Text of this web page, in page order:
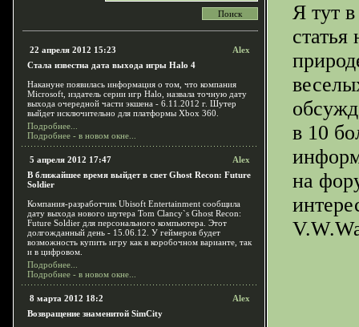
22 апреля 2012 15:23
Alex
Стала известна дата выхода игры Halo 4
Накануне появилась информация о том, что компания
Microsoft, издатель серии игр Halo, назвала точную дату
выхода очередной части экшена - 6.11.2012 г. Шутер
выйдет исключительно для платформы Xbox 360.
Подробнее...
Подробнее - в новом окне...
5 апреля 2012 17:47
Alex
В ближайшее время выйдет в свет Ghost Recon: Future
Soldier
Компания-разработчик Ubisoft Entertainment сообщила
дату выхода нового шутера Tom Clancy`s Ghost Recon:
Future Soldier для персонального компьютера. Этот
долгожданный день - 15.06.12. У геймеров будет
возможность купить игру как в коробочном варианте, так
и в цифровом.
Подробнее...
Подробнее - в новом окне...
8 марта 2012 18:2
Alex
Возвращение знаменитой SimCity
Я тут
в 10
на